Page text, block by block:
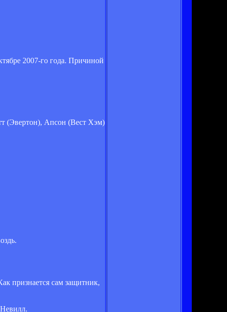
2007-го года. Причиной
(Эвертон), Апсон (Вест Хэм)
признается сам защитник,